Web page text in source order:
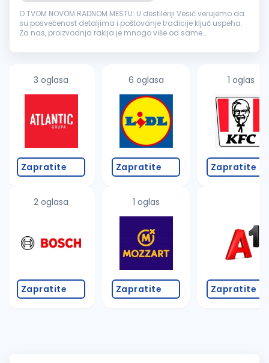
O TVOM NOVOM RADNOM MESTU: U destileriji Vesić verujemo da
su posvećenost detaljima i poštovanje tradicije ključ uspeha.
Za nas, proizvodnja rakija je mnogo više od same
pažljivo prenosim...
3 oglasa
Zapratite
2 oglasa
Zapratite
6 oglasa
Zapratite
1 oglas
Zapratite
1 oglas
Zapratite
Zapratite